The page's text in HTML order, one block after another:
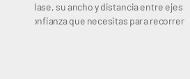
su clase, su ancho y distancia entre ejes
y la confianza que necesitas para recorrer